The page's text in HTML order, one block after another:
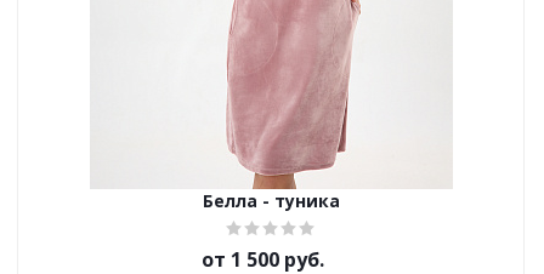
Белла - туника
от 1 500 руб.